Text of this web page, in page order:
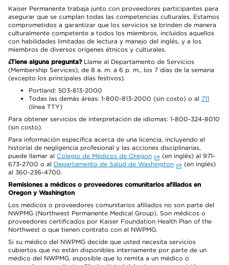
Kaiser Permanente trabaja junto con proveedores participantes para
asegurar que se cumplan todas las competencias culturales. Estamos
comprometidos a garantizar que los servicios se brinden de manera
culturalmente competente a todos los miembros, incluidos aquellos
con habilidades limitadas de lectura y manejo del inglés, y a los
miembros de diversos orígenes étnicos y culturales.
¿Tiene alguna pregunta?Llame al Departamento de Servicios
(Membership Services), de 8 a. m. a 6 p. m., los 7 días de la semana
(excepto los principales días festivos).
Portland: 503-813-2000
Todas las demás áreas: 1-800-813-2000 (sin costo) o al 711
(línea TTY)
Para obtener servicios de interpretación de idiomas: 1-800-324-8010
(sin costo).
Para información específica acerca de una licencia, incluyendo el
historial de negligencia profesional y las acciones disciplinarias,
puede llamar al Colegio de Médicos de Oregon
(en inglés) al 971-
673-2700 o al Departamento de Salud de Washington
(en inglés)
al 360-236-4700.
Remisiones a médicos o proveedores comunitarios afiliados en
Oregon y Washington
Los médicos o proveedores comunitarios afiliados no son parte del
NWPMG (Northwest Permanente Medical Group). Son médicos o
proveedores certificados por Kaiser Foundation Health Plan of the
Northwest o que tienen contrato con el NWPMG.
Si su médico del NWPMG decide que usted necesita servicios
cubiertos que no están disponibles internamente por parte de un
médico del NWPMG, esposible que lo remita a un médico o